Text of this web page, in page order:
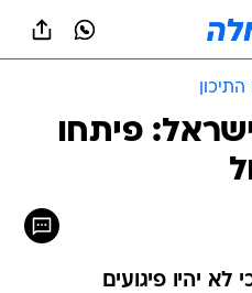
פיתחו
לא יהיו פיגועים